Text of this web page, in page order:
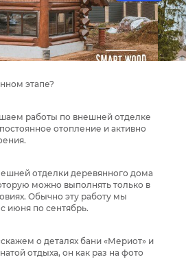
этапе?
работы по внешней отделке
отопление и активно
отделки деревянного дома
можно выполнять только в
Обычно эту работу мы
июня по сентябрь.
о деталях бани «Мериот» и
отдыха, он как раз на фото